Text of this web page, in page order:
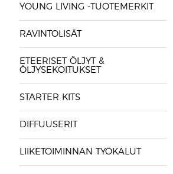
YOUNG LIVING -TUOTEMERKIT
RAVINTOLISÄT
ETEERISET ÖLJYT &
ÖLJYSEKOITUKSET
STARTER KITS
DIFFUUSERIT
LIIKETOIMINNAN TYÖKALUT